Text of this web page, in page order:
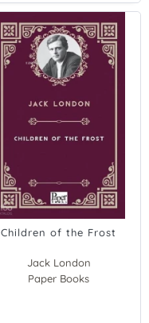
Children of the Frost
Jack London
Paper Books